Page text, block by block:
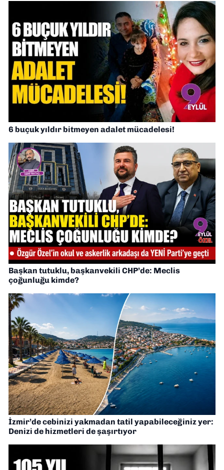
6 buçuk yıldır bitmeyen adalet mücadelesi!
Başkan tutuklu, başkanvekili CHP’de: Meclis
çoğunluğu kimde?
İzmir’de cebinizi yakmadan tatil yapabileceğiniz yer:
Denizi de hizmetleri de şaşırtıyor